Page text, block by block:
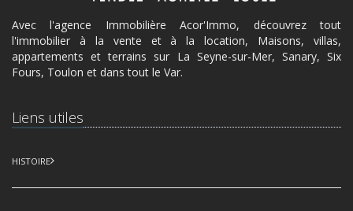
Avec l'agence Immobilière Acor'Immo, découvrez tout
l'immobilier à la vente et à la location, Maisons, villas,
appartements et terrains sur La Seyne-sur-Mer, Sanary, Six
Fours, Toulon et dans tout le Var.
Liens utiles
HISTOIRE